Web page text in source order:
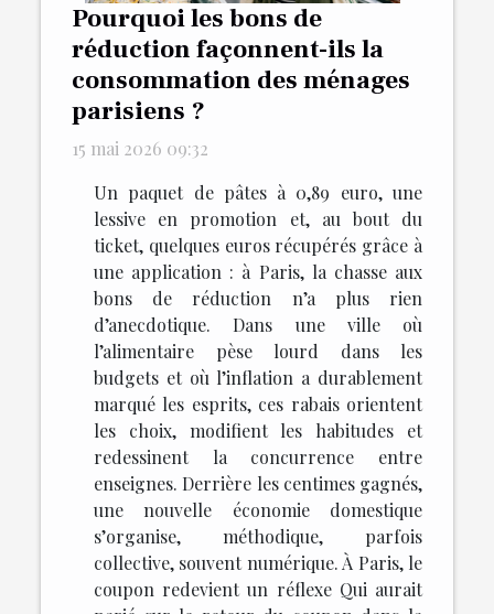
Pourquoi les bons de
réduction façonnent-ils la
consommation des ménages
parisiens ?
15 mai 2026 09:32
Un paquet de pâtes à 0,89 euro, une
lessive en promotion et, au bout du
ticket, quelques euros récupérés grâce à
une application : à Paris, la chasse aux
bons de réduction n’a plus rien
d’anecdotique. Dans une ville où
l’alimentaire pèse lourd dans les
budgets et où l’inflation a durablement
marqué les esprits, ces rabais orientent
les choix, modifient les habitudes et
redessinent la concurrence entre
enseignes. Derrière les centimes gagnés,
une nouvelle économie domestique
s’organise, méthodique, parfois
collective, souvent numérique. À Paris, le
coupon redevient un réflexe Qui aurait